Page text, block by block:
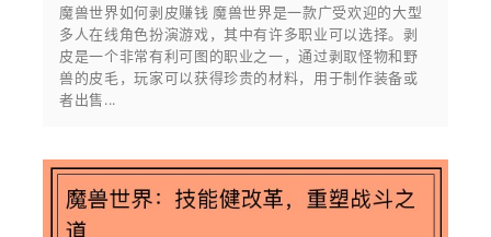
魔兽世界如何剥皮赚钱 魔兽世界是一款广受欢迎的大型
多人在线角色扮演游戏，其中有许多职业可以选择。剥
皮是一个非常有利可图的职业之一，通过剥取怪物和野
兽的皮毛，玩家可以获得珍贵的材料，用于制作装备或
者出售...